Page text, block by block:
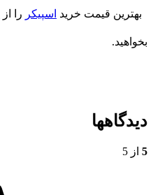
بهترین قیمت خرید اسپیکر را از
بخواهید.
دیدگاهها
5 از 5